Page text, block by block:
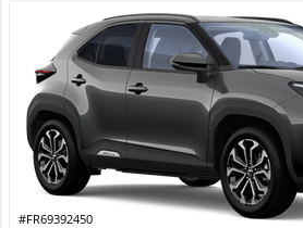
#FR69392450